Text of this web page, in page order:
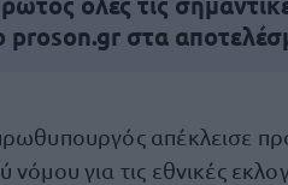
proson.gr στα
απέκλεισε
νόμου για τις εθνικές